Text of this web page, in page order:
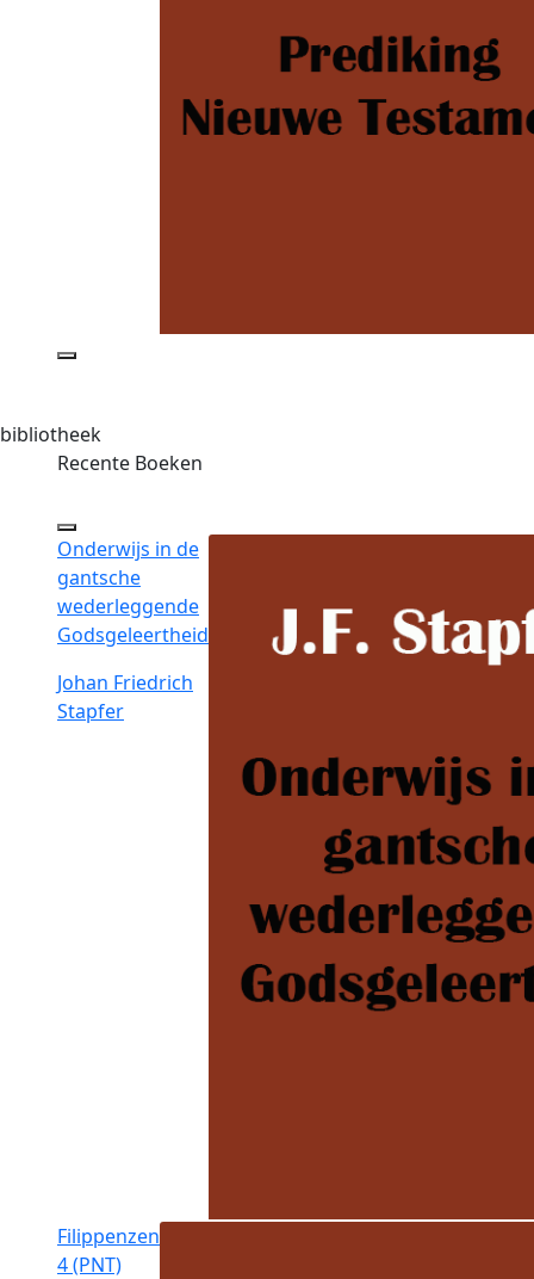
bibliotheek
Recente Boeken
Onderwijs in de
gantsche
wederleggende
Godsgeleertheid
Johan Friedrich
Stapfer
Filippenzen
4 (PNT)